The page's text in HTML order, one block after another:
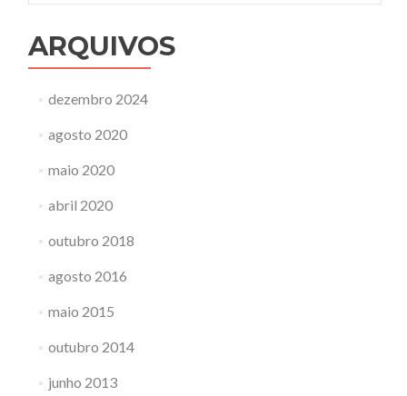
ARQUIVOS
dezembro 2024
agosto 2020
maio 2020
abril 2020
outubro 2018
agosto 2016
maio 2015
outubro 2014
junho 2013